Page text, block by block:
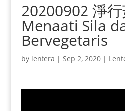
20200902 淨
Menaati Sila
Bervegetaris
by lentera | Sep 2, 2020|